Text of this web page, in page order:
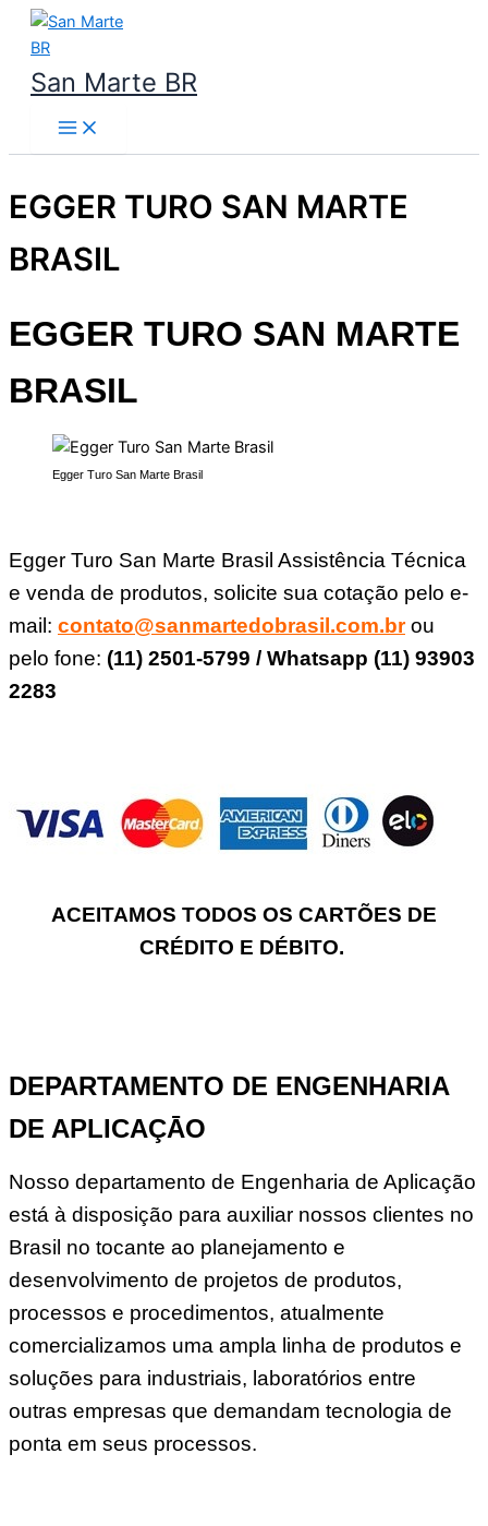
para
conteúdo
San Marte BR
EGGER TURO SAN MARTE
BRASIL
EGGER TURO SAN MARTE
BRASIL
Egger Turo San Marte Brasil
Egger Turo San Marte Brasil Assistência Técnica
e venda de produtos, solicite sua cotação pelo e-
mail: contato@sanmartedobrasil.com.brou
pelo fone: (11) 2501-5799 / Whatsapp (11) 93903
2283
ACEITAMOS TODOS OS CARTÕES DE
CRÉDITO E DÉBITO.
DEPARTAMENTO DE ENGENHARIA
DE APLICAÇĀO
Nosso departamento de Engenharia de Aplicação
está à disposição para auxiliar nossos clientes no
Brasil no tocante ao planejamento e
desenvolvimento de projetos de produtos,
processos e procedimentos, atualmente
comercializamos uma ampla linha de produtos e
soluções para industriais, laboratórios entre
outras empresas que demandam tecnologia de
ponta em seus processos.